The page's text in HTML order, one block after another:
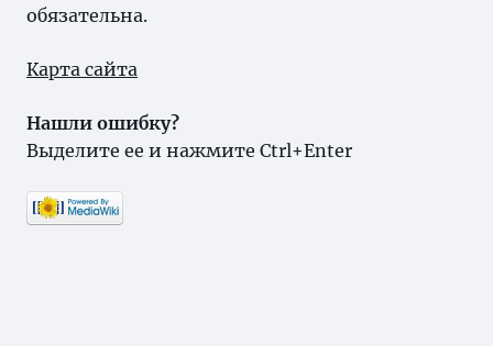
обязательна.
Карта сайта
Нашли ошибку?
Выделите ее и нажмите Ctrl+Enter